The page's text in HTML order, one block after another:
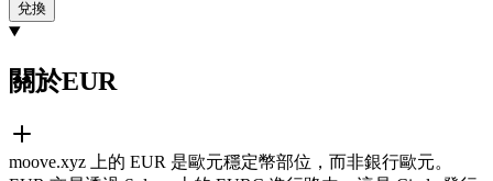
兌換
關於EUR
moove.xyz 上的 EUR 是歐元穩定幣部位，而非銀行歐元。